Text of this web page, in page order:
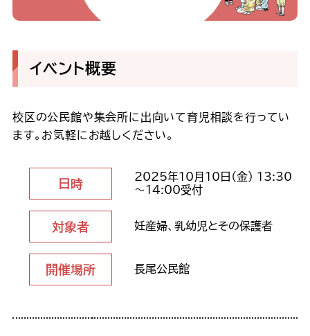
イベント概要
校区の公民館や集会所に出向いて育児相談を行ってい
ます。お気軽にお越しください。
日時
2025年10月10日（金） 13:30
～14:00受付
対象者 妊産婦、乳幼児とその保護者
開催場所 長尾公民館